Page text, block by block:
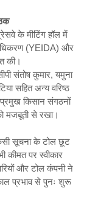
के मीटिंग हॉल में
(YEIDA) और
की।
संतोष कुमार, यमुना
सहित अन्य वरिष्ठ
किसान संगठनों
मजबूती से रखा।
सूचना के टोल छूट
कीमत पर स्वीकार
और टोल कंपनी ने
प्रभाव से पुनः शुरू